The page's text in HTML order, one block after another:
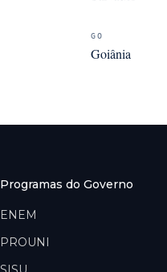
GO
Goiânia
Programas do Governo
ENEM
PROUNI